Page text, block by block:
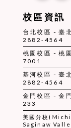
校區資訊
台北校區 - 臺
2882-4564
桃園校區 - 桃
7001
基河校區 - 臺
2882-4564
金門校區 - 金
233
美國分校
Saginaw